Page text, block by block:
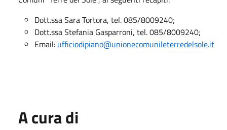
Dott.ssa Sara Tortora, tel. 085/8009240;
Dott.ssa Stefania Gasparroni, tel. 085/8009240;
Email: ufficiodipiano@unionecomunileterredelsole.it
A cura di